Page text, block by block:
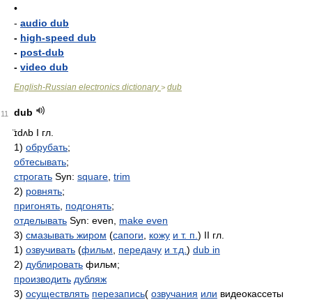
•
- audio dub
- high-speed dub
- post-dub
- video dub
English-Russian electronics dictionary> dub
11
dub
̈ɪdʌb I гл.
1) обрубать;
обтесывать;
строгать Syn: square trim
2) ровнять;
пригонять подгонять;
отделывать Syn: even, make even
3) смазывать жиром (сапоги кожу и т. п. ) II гл.
1) озвучивать (фильм передачу и т.д. ) dub in
2) дублировать фильм;
производить дубляж
3) осуществлять перезапись( озвучания или видеокассеты